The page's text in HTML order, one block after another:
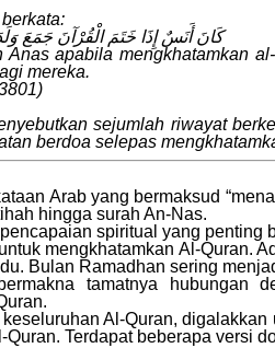
كَانَ أَنَسٌ إِذَا خَتَمَ الْقُرْآنَ جَمَعَ
Anas apabila mengkhatamkan
mereka.
sejumlah riwayat
berdoa selepas
Arab yang bermaksud
hingga surah An-Nas.
spiritual yang
mengkhatamkan Al-Quran.
Bulan Ramadhan sering
tamatnya hubungan
Al-Quran,
Terdapat beberapa versi